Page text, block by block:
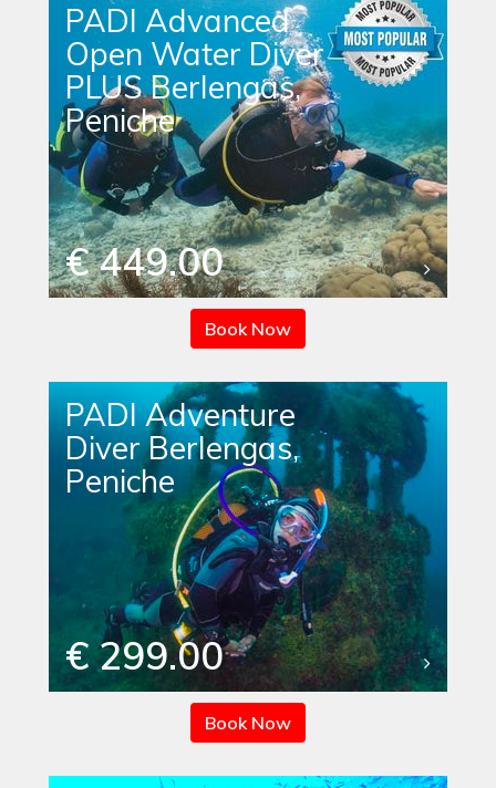
PADI Advanced
Open Water Diver
PLUS Berlengas,
Peniche
€ 449.00
Book Now
PADI Adventure
Diver Berlengas,
Peniche
€ 299.00
Book Now